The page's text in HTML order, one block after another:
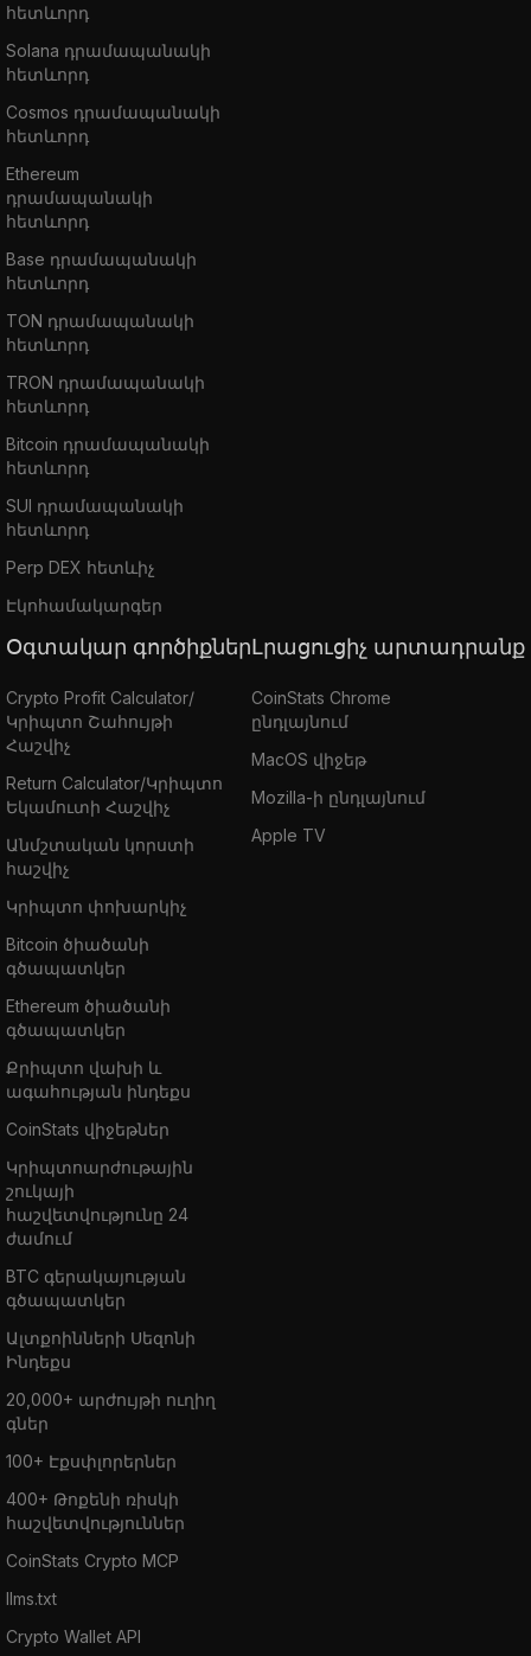
հետևորդ
Solana դրամապանակի
հետևորդ
Cosmos դրամապանակի
հետևորդ
Ethereum
դրամապանակի
հետևորդ
Base դրամապանակի
հետևորդ
TON դրամապանակի
հետևորդ
TRON դրամապանակի
հետևորդ
Bitcoin դրամապանակի
հետևորդ
SUI դրամապանակի
հետևորդ
Perp DEX հետևիչ
Էկոհամակարգեր
Օգտակար գործիքներ
Crypto Profit Calculator/
Կրիպտո Շահույթի
Հաշվիչ
Return Calculator/Կրիպտո
Եկամուտի Հաշվիչ
Անմշտական կորստի
հաշվիչ
Կրիպտո փոխարկիչ
Bitcoin ծիածանի
գծապատկեր
Ethereum ծիածանի
գծապատկեր
Քրիպտո վախի և
ագահության ինդեքս
CoinStats վիջեթներ
Կրիպտոարժութային
շուկայի
հաշվետվությունը 24
ժամում
BTC գերակայության
գծապատկեր
Ալտքոինների Սեզոնի
Ինդեքս
20,000+ արժույթի ուղիղ
գներ
100+ Էքսփլորերներ
400+ Թոքենի ռիսկի
հաշվետվություններ
CoinStats Crypto MCP
llms.txt
Crypto Wallet API
Լրացուցիչ արտադրանք
CoinStats Chrome
ընդլայնում
MacOS վիջեթ
Mozilla-ի ընդլայնում
Apple TV